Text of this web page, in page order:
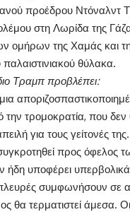
προέδρου Ντόναλντ
στη Λωρίδα της
ομήρων της Χαμάς και τη
θύλακα.
Τραμπ προβλέπει:
τρομοκρατία, που δεν
για τους γείτονές της.
προς όφελος
ήδη υποφέρει
συμφωνήσουν σε
θα τερματιστεί άμεσα.